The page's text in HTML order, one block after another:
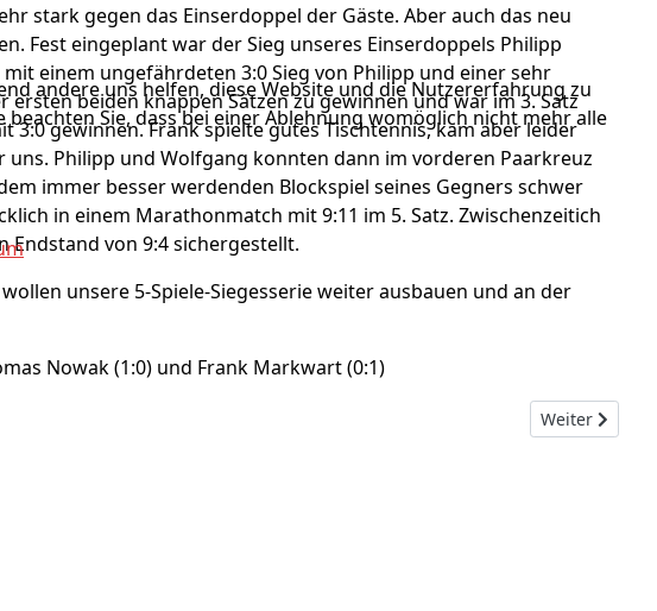
stark gegen das Einserdoppel der Gäste. Aber auch das neu
Fest eingeplant war der Sieg unseres Einserdoppels Philipp
einem ungefährdeten 3:0 Sieg von Philipp und einer sehr
beiden knappen Sätzen zu gewinnen und war im 3. Satz
gewinnen. Frank spielte gutes Tischtennis, kam aber leider
Philipp und Wolfgang konnten dann im vorderen Paarkreuz
immer besser werdenden Blockspiel seines Gegners schwer
in einem Marathonmatch mit 9:11 im 5. Satz. Zwischenzeitich
Endstand von 9:4 sichergestellt.
unsere 5-Spiele-Siegesserie weiter ausbauen und an der
Nowak (1:0) und Frank Markwart (0:1)
Nächster
Weiter
andere uns helfen, diese Website und die Nutzererfahrung zu
Sie, dass bei einer Ablehnung womöglich nicht mehr alle